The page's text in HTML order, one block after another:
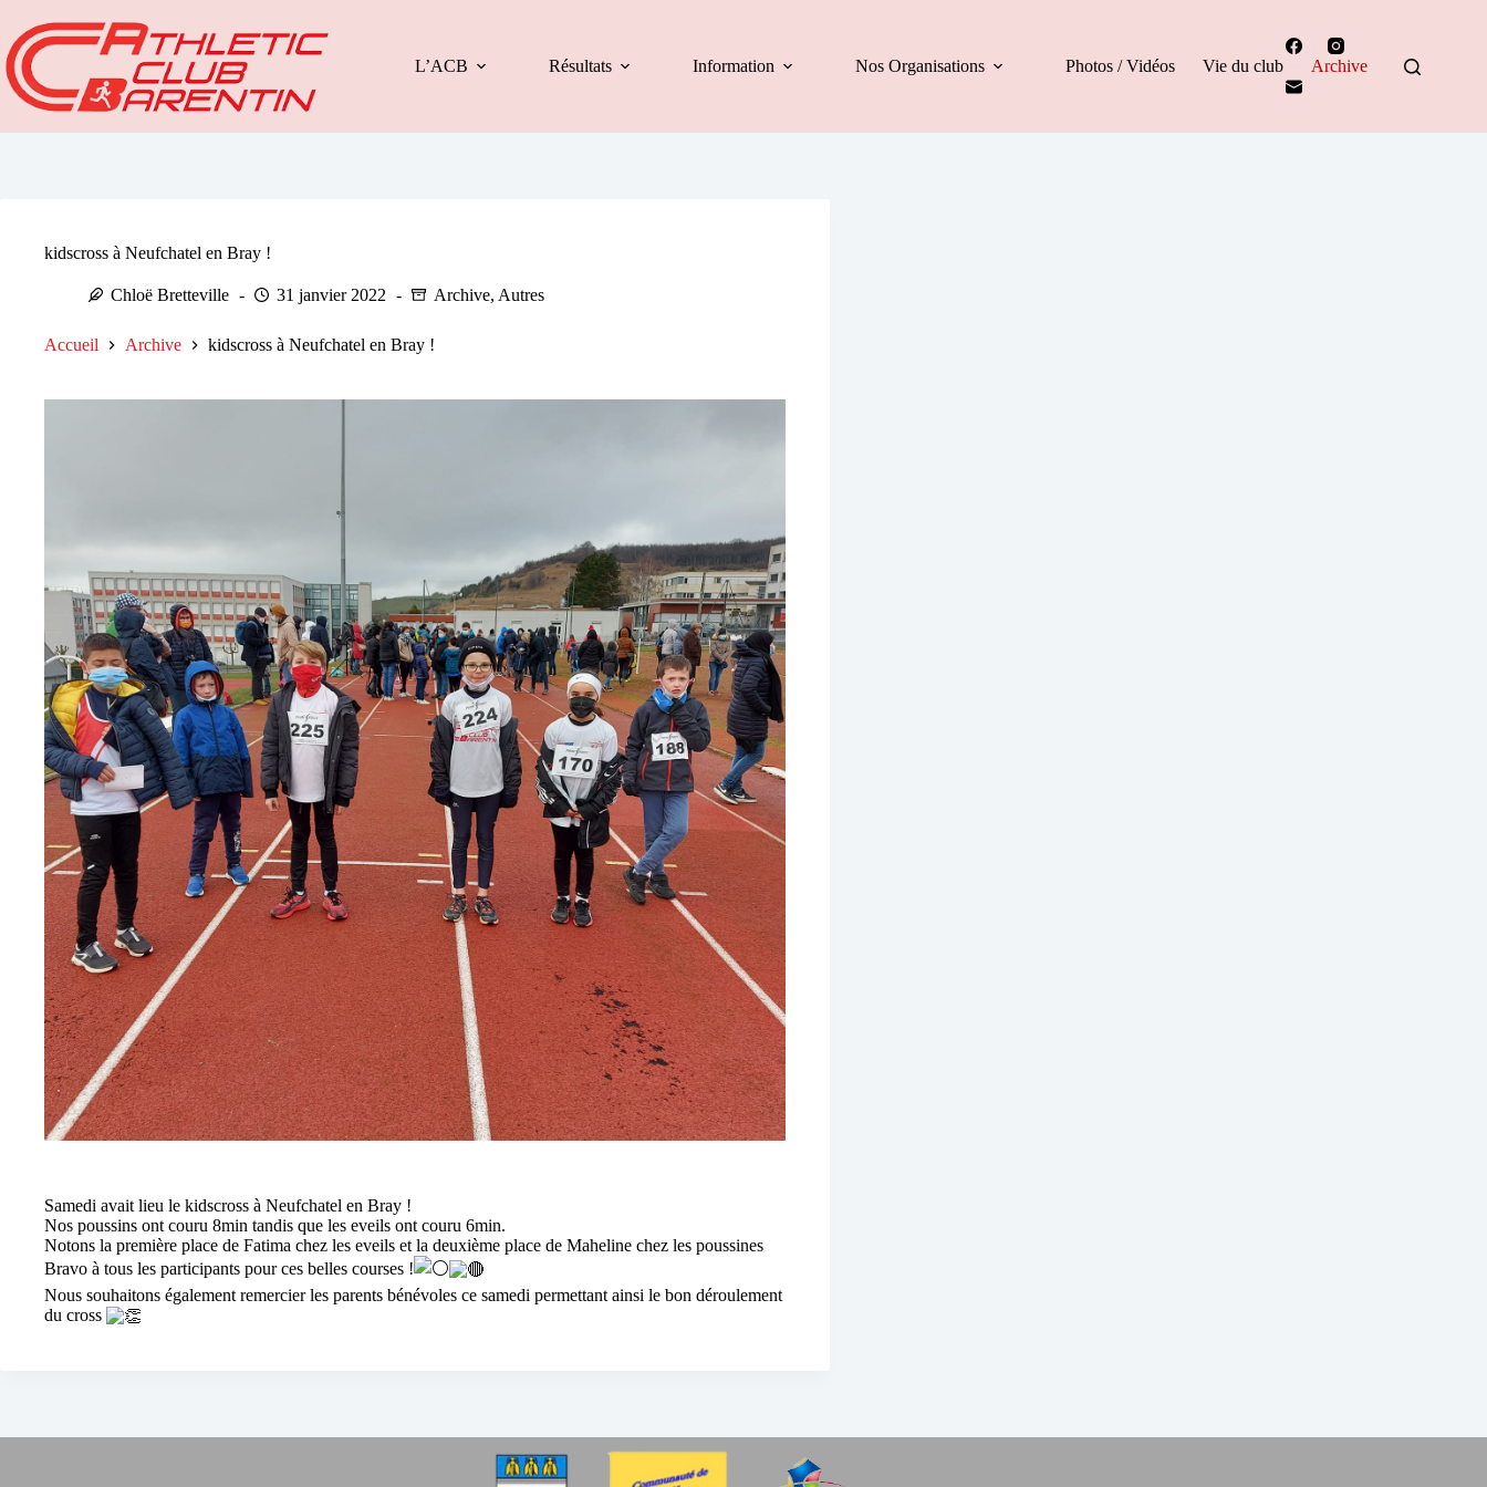
contenu
L’ACB
Résultats Information Nos Organisations Photos / Vidéos Vie du club Archive
kidscross à Neufchatel en Bray !
Chloë Bretteville 31 janvier 2022 Archive, Autres
Accueil Archive kidscross à Neufchatel en Bray !
Samedi avait lieu le kidscross à Neufchatel en Bray !
Nos poussins ont couru 8min tandis que les eveils ont couru 6min.
Notons la première place de Fatima chez les eveils et la deuxième place de Maheline chez les poussines
Bravo à tous les participants pour ces belles courses !
Nous souhaitons également remercier les parents bénévoles ce samedi permettant ainsi le bon déroulement
du cross